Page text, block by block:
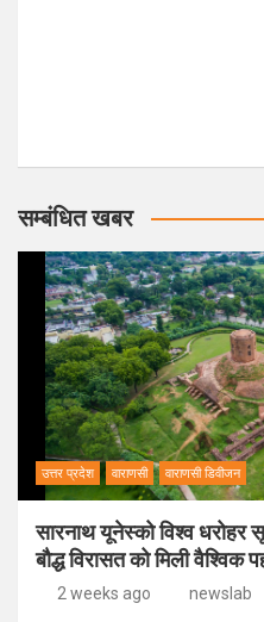
सम्बंधित खबर
उत्तर प्रदेश वाराणसी वाराणसी डिवीजन
सारनाथ यूनेस्को विश्व धरोहर
बौद्ध विरासत को मिली वैश्विक
2 weeks ago newslab